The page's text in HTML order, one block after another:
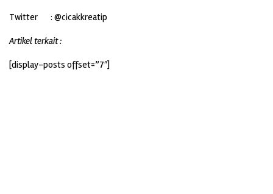
­­Twitter : @cicakkreatip
Artikel terkait :
[display-posts offset=”7″]